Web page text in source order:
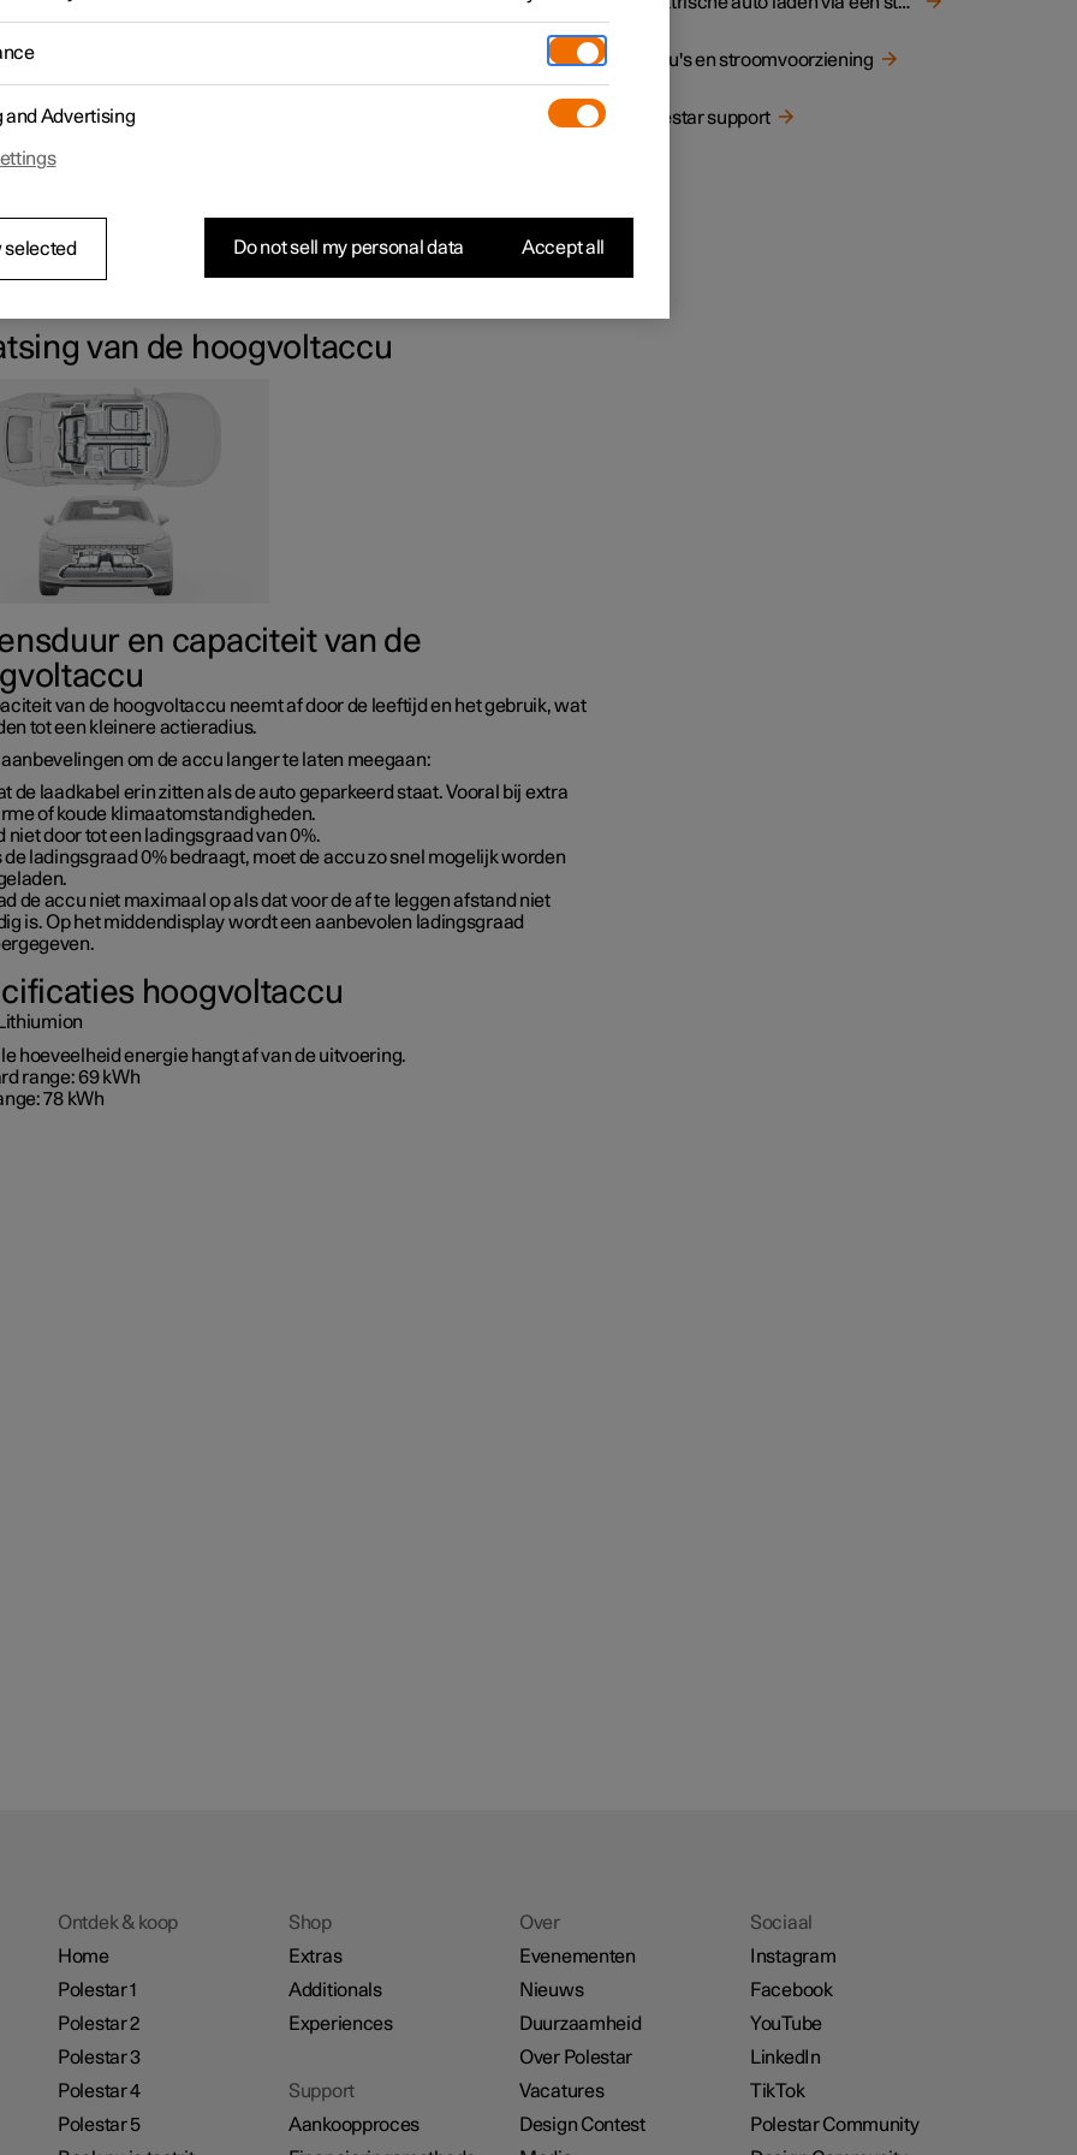
kan niet worden gestart als de hoogvoltaccu leeg is. Als zowel de 12V-
de hoogvoltaccu leeg zijn, moeten beide accu's worden geladen. In
geval kan niet eerst alleen de hoogvoltaccu worden geladen. Om
te kunnen laden, moet de 12V-accu een bepaalde ladingsgraad
mag uitsluitend door een werkplaats worden
- neem contact op met Polestar Customer Support.
van de hoogvoltaccu
en capaciteit van de
van de hoogvoltaccu neemt af door de leeftijd en het gebruik, wat
tot een kleinere actieradius.
aanbevelingen om de accu langer te laten meegaan:
de laadkabel erin zitten als de auto geparkeerd staat. Vooral bij extra
of koude klimaatomstandigheden.
niet door tot een ladingsgraad van0%.
de ladingsgraad0%bedraagt, moet de accu zo snel mogelijk worden
de accu niet maximaal op als dat voor de af te leggen afstand niet
is. Op het middendisplay wordt een aanbevolen ladingsgraad
hoogvoltaccu
Lithiumion
hoeveelheid energie hangt af van de uitvoering.
range:69 kWh
78 kWh
Accu's en stroomvoorziening
Polestar support
Ontdek & koop
Home
Polestar 1
Polestar 2
Polestar 3
Polestar 4
Polestar 5
Shop
Extras
Additionals
Experiences
Support
Aankoopproces
Over
Evenementen
Nieuws
Duurzaamheid
Over Polestar
Vacatures
Design Contest
Sociaal
Instagram
Facebook
YouTube
LinkedIn
TikTok
Polestar Community
and Advertising
selected Do not sell my personal data Accept all